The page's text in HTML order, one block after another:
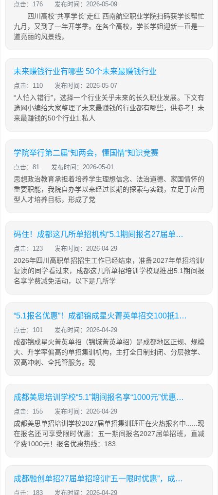
点击：176 发布时间：2026-05-09
四川高校“共享学长”走红 西南航空职业学院扫码获学长帮忙
九月，又到了一年开学季。在各个高校，学长学姐迎新一直是一
道亮丽的风景线，
未来赚钱行业有哪些 50个未来最赚钱行业
点击：110 发布时间：2026-05-07
“人怕入错行”，选择一个行业关乎未来的长久职业发展。下文有
途网小编给大家整理了未来最赚钱的行业都有哪些，供参考！未
来最赚钱的50个行业1.私人
学院举行第二届“知两会，懂国情”知识竞赛
点击：81 发布时间：2026-05-01
思想政治教育承担着培养学生理想信念、法治道德、家国情怀的
重要职能，我院自办学以来经过长期的探索与实践，立足于应用
型人才培养目标，形成了党
码住！成都这几所单招机构“5.1期间报名27届单招培训享学费优惠活动！
点击：123 发布时间：2026-04-29
2026年四川高职单招招生工作已经结束，准备2027年单招培训/
复读的同学看过来，成都这几所单招培训学校现推出5.1期间报
名享学费减免活动，以下是几所学
“5.1报名优惠”！成都锦成星火菁英单招交100抵1000！
点击：101 发布时间：2026-04-29
成都锦成星火菁英单招（锦城菁英单招）是成都地区正规、规模
大、升学率偏高的单招集训机构，主打全日制封闭、分层教学、
双高冲刺、全托管服务。现
成都美思培训学校“5.1”期间报名享“1000元”优惠活动！
点击：155 发布时间：2026-04-29
成都美思单招培训学校2027届单招集训班正在火热报名中......现
在报名还可享受限时优惠：五一期间报名2027届单招班，直减
学费1000元！报名优惠热线：183
成都融创单招27届单招培训“五一限时优惠”，成都老牌机构，公办录取率达90%！
点击：183 发布时间：2026-04-29